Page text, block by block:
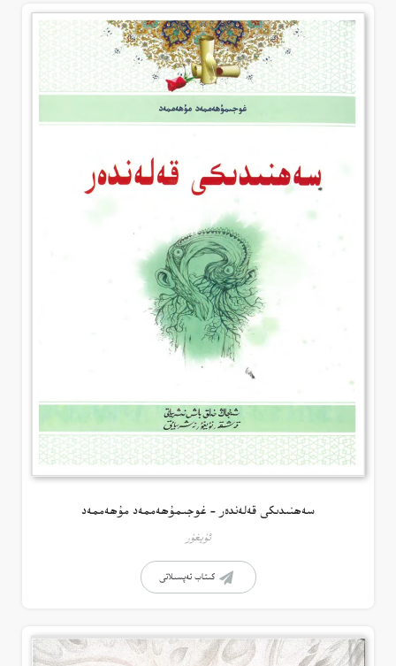
سەھنىدىكى قەلەندەر – غوجىمۇھەممەد مۇھەممەد
ئۇيغۇر
كىتاب تەپسىلاتى